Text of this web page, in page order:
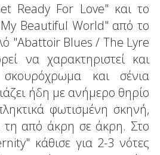
Ready For Love" και το
Beautiful World" από το
"Abattoir Blues / The Lyre
να χαρακτηριστεί και
σκουρόχρωμα και σένια
ήδη με ανήμερο θηρίο
φωτισμένη σκηνή,
τη από άκρη σε άκρη. Στο
κάθισε για 2-3 νότες